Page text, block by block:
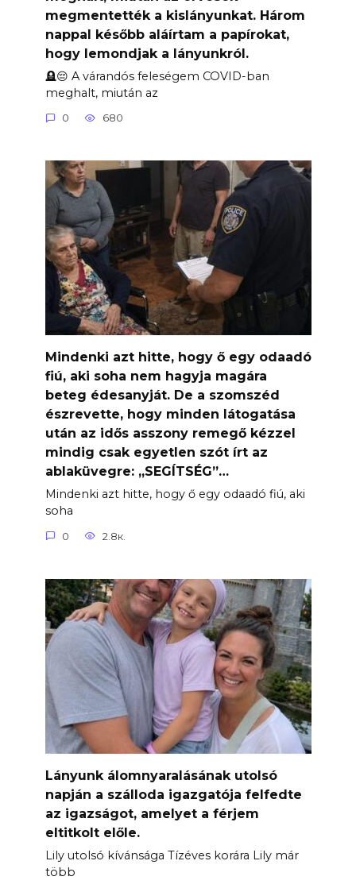
megmentették a kislányunkat. Három
nappal később aláírtam a papírokat,
hogy lemondjak a lányunkról.
🪦😔 A várandós feleségem COVID-ban
meghalt, miután az
0 680
Mindenki azt hitte, hogy ő egy odaadó
fiú, aki soha nem hagyja magára
beteg édesanyját. De a szomszéd
észrevette, hogy minden látogatása
után az idős asszony remegő kézzel
mindig csak egyetlen szót írt az
ablaküvegre: „SEGÍTSÉG”…
Mindenki azt hitte, hogy ő egy odaadó fiú, aki
soha
0 2.8к.
Lányunk álomnyaralásának utolsó
napján a szálloda igazgatója felfedte
az igazságot, amelyet a férjem
eltitkolt előle.
Lily utolsó kívánsága Tízéves korára Lily már
több